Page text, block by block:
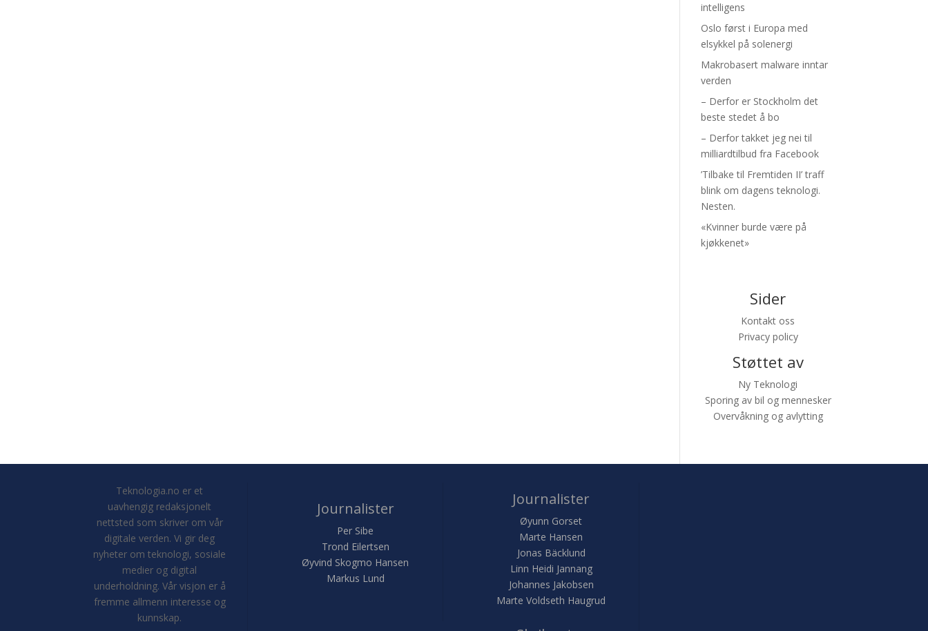
intelligens
Oslo først i Europa med
elsykkel på solenergi
Makrobasert malware inntar
verden
– Derfor er Stockholm det
beste stedet å bo
– Derfor takket jeg nei til
milliardtilbud fra Facebook
’Tilbake til Fremtiden II’ traff
blink om dagens teknologi.
Nesten.
«Kvinner burde være på
kjøkkenet»
Sider
Kontakt oss
Privacy policy
Støttet av
Ny Teknologi
Sporing av bil og mennesker
Overvåkning og avlytting
Teknologia.no er et
uavhengig redaksjonelt
nettsted som skriver om vår
digitale verden. Vi gir deg
nyheter om teknologi, sosiale
medier og digital
underholdning. Vår visjon er å
fremme allmenn interesse og
kunnskap.
Journalister
Per Sibe
Trond Eilertsen
Øyvind Skogmo Hansen
Markus Lund
Journalister
Øyunn Gorset
Marte Hansen
Jonas Bäcklund
Linn Heidi Jannang
Johannes Jakobsen
Marte Voldseth Haugrud